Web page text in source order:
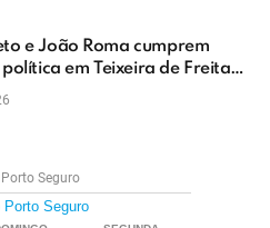
e João Roma cumprem
em Teixeira de Freitas
projeto para o Extremo Sul
Seguro